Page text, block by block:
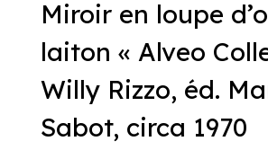
Miroir en loupe
laiton « Alveo
Willy Rizzo, éd.
Sabot, circa 1970